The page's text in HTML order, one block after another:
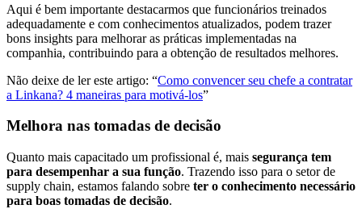
Aqui é bem importante destacarmos que funcionários treinados
adequadamente e com conhecimentos atualizados, podem trazer
bons insights para melhorar as práticas implementadas na
companhia, contribuindo para a obtenção de resultados melhores.
Não deixe de ler este artigo: “Como convencer seu chefe a contratar
a Linkana? 4 maneiras para motivá-los”
Melhora nas tomadas de decisão
Quanto mais capacitado um profissional é, mais segurança tem
para desempenhar a sua função. Trazendo isso para o setor de
supply chain, estamos falando sobre ter o conhecimento necessário
para boas tomadas de decisão.